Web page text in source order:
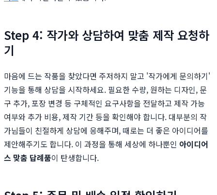
Step 4: 작가와 상담하여 맞춤 제작 요청하
기
마음에 드는 작품을 찾았다면 주저하지 말고 '작가에게 문의하기'
기능을 통해 상담을 시작하세요. 필요한 수량, 원하는 디자인, 문
구 추가, 포장 변경 등 구체적인 요구사항을 전달하고 제작 가능
여부와 추가 비용, 제작 기간 등을 확인해야 합니다. 대부분의 작
가님들이 친절하게 상담에 응해주며, 때로는 더 좋은 아이디어를
제안해주기도 합니다. 이 과정을 통해 세상에 하나뿐인 아이디어
스 맞춤 답례품이 탄생합니다.